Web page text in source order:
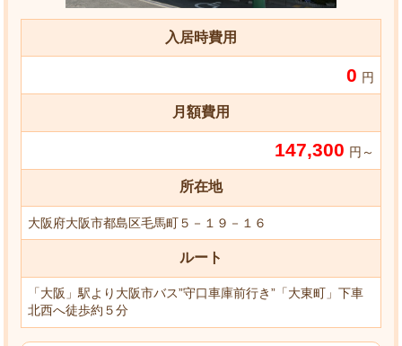
入居時費用
0 円
月額費用
147,300 円～
所在地
大阪府大阪市都島区毛馬町５－１９－１６
ルート
「大阪」駅より大阪市バス”守口車庫前行き”「大東町」下車
北西へ徒歩約５分